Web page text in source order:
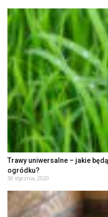
Trawy uniwersalne – jakie
ogródku?
30 stycznia, 2020